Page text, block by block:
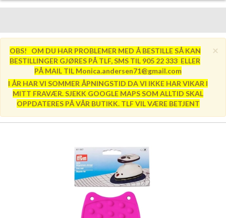
×
OBS! OM DU HAR PROBLEMER MED Å BESTILLE SÅ KAN
BESTILLINGER GJØRES PÅ TLF, SMS TIL 905 22 333 ELLER
PÅ MAIL TIL Monica.andersen71@gmail.com
I ÅR HAR VI SOMMER ÅPNINGSTID DA VI IKKE HAR VIKAR I
MITT FRAVÆR. SJEKK GOOGLE MAPS SOM ALLTID SKAL
OPPDATERES PÅ VÅR BUTIKK. TLF VIL VÆRE BETJENT